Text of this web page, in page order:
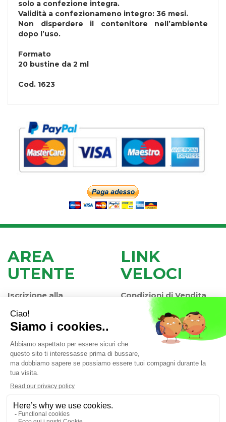
solo a confezione integra.
Validità a confezionameno integro: 36 mesi.
Non disperdere il contenitore nell’ambiente
dopo l’uso.
Formato
20 bustine da 2 ml
Cod. 1623
AREA
UTENTE
Iscrizione alla
Newsletter
Contatti
Informativa Privacy
LINK
VELOCI
Condizioni di Vendita
Modalità di Pagamento
Modalità di Spedizione
e Ritiro
Valli di Chioggia (VE)
info@farmaciaiaccheri.it